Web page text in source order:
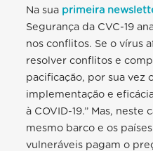
Na sua primeira
Segurança da CVC-19
nos conflitos. Se o vírus
resolver conflitos e
pacificação, por sua vez
implementação e
à COVID-19.” Mas, neste
mesmo barco e os
vulneráveis pagam o